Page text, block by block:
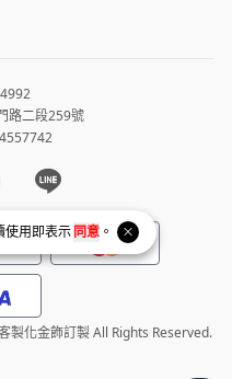
使用即表示同意 。
路二段259號
page
Instagram page
Line page
化金飾訂製 All Rights Reserved.